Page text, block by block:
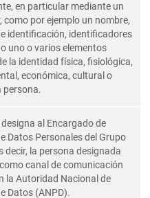
en particular mediante un
como por ejemplo un nombre,
identificación, identificadores
uno o varios elementos
la identidad física, fisiológica,
económica, cultural o
persona.
al Encargado de
Datos Personales del Grupo
decir, la persona designada
canal de comunicación
la Autoridad Nacional de
Datos (ANPD).